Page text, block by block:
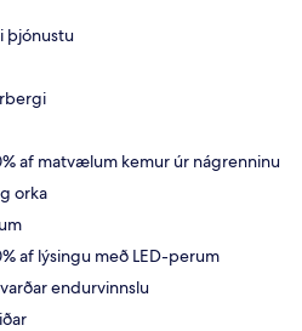
þjónustu
af matvælum kemur úr nágrenninu
orka
af lýsingu með LED-perum
endurvinnslu